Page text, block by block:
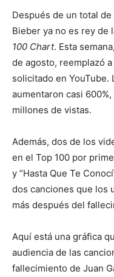
Después de un total
Bieber ya no es rey de
100 Chart. Esta
de agosto, reemplazó
solicitado en YouTube.
aumentaron casi
millones de vistas.
Además, dos de los
en el Top 100 por
y “Hasta Que Te
dos canciones que los
más después del
Aquí está una gráfica
audiencia de las
fallecimiento de Juan